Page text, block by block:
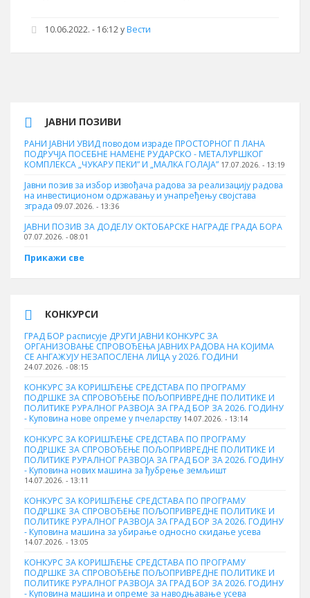
10.06.2022. - 16:12уВести
ЈАВНИ ПОЗИВИ
РАНИ ЈАВНИ УВИД поводом израде ПРОСТОРНОГ П ЛАНА
ПОДРУЧЈА ПОСЕБНЕ НАМЕНЕ РУДАРСКО - МЕТАЛУРШКОГ
КОМПЛЕКСА „ЧУКАРУ ПЕКИ” И „МАЛКА ГОЛАЈА” 17.07.2026. - 13:19
Јавни позив за избор извођача радова за реализацију радова
на инвестиционом одржавању и унапређењу својстава
зграда 09.07.2026. - 13:36
ЈАВНИ ПОЗИВ ЗА ДОДЕЛУ ОКТOБАРСКЕ НАГРАДЕ ГРАДА БОРА
07.07.2026. - 08:01
Прикажи све
КОНКУРСИ
ГРАД БОР расписује ДРУГИ ЈАВНИ КОНКУРС ЗА
ОРГАНИЗОВАЊЕ СПРОВОЂЕЊА ЈАВНИХ РАДОВА НА КОЈИМА
СЕ АНГАЖУЈУ НЕЗАПОСЛЕНА ЛИЦА у 2026. ГОДИНИ
24.07.2026. - 08:15
КОНКУРС ЗА КОРИШЋЕЊЕ СРЕДСТАВА ПО ПРОГРАМУ
ПОДРШКЕ ЗА СПРОВОЂЕЊЕ ПОЉОПРИВРЕДНЕ ПОЛИТИКЕ И
ПОЛИТИКЕ РУРАЛНОГ РАЗВОЈА ЗА ГРАД БОР ЗА 2026. ГОДИНУ
- Куповина нове опреме у пчеларству 14.07.2026. - 13:14
КОНКУРС ЗА КОРИШЋЕЊЕ СРЕДСТАВА ПО ПРОГРАМУ
ПОДРШКЕ ЗА СПРОВОЂЕЊЕ ПОЉОПРИВРЕДНЕ ПОЛИТИКЕ И
ПОЛИТИКЕ РУРАЛНОГ РАЗВОЈА ЗА ГРАД БОР ЗА 2026. ГОДИНУ
- Куповина нових машина за ђубрење земљишт
14.07.2026. - 13:11
КОНКУРС ЗА КОРИШЋЕЊЕ СРЕДСТАВА ПО ПРОГРАМУ
ПОДРШКЕ ЗА СПРОВОЂЕЊЕ ПОЉОПРИВРЕДНЕ ПОЛИТИКЕ И
ПОЛИТИКЕ РУРАЛНОГ РАЗВОЈА ЗА ГРАД БОР ЗА 2026. ГОДИНУ
- Куповинa машина за убирање односно скидање усева
14.07.2026. - 13:05
КОНКУРС ЗА КОРИШЋЕЊЕ СРЕДСТАВА ПО ПРОГРАМУ
ПОДРШКЕ ЗА СПРОВОЂЕЊЕ ПОЉОПРИВРЕДНЕ ПОЛИТИКЕ И
ПОЛИТИКЕ РУРАЛНОГ РАЗВОЈА ЗА ГРАД БОР ЗА 2026. ГОДИНУ
- Куповина машина и опреме за наводњавање усева